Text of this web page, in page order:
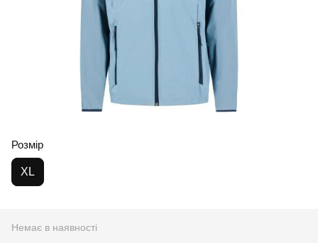
Розмір
XL
Немає в наявності